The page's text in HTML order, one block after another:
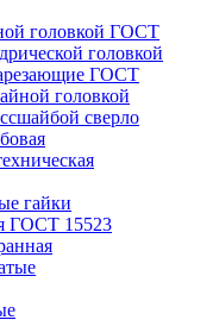
головкой ГОСТ
головкой
ГОСТ
головкой
сверло
гайки
ГОСТ 15523